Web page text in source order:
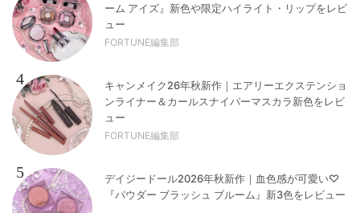
ーム アイズ』新色や限定ハイライト・リップをレビ
ュー
FORTUNE編集部
4
キャンメイク26年秋新作｜エアリーエクステンショ
ンライナー＆カールスナイパーマスカラ新色をレビ
ュー
FORTUNE編集部
5
デイジードール2026年秋新作｜血色感が可愛い♡
『パウダー ブラッシュ ブルーム』新3色をレビュー